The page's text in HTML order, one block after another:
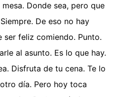
Donde sea, pero que
De eso no hay
ser feliz comiendo. Punto.
al asunto. Es lo que hay.
Disfruta de tu cena. Te lo
día. Pero hoy toca